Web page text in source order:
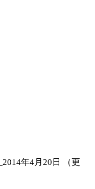
2014年4月20日
（更